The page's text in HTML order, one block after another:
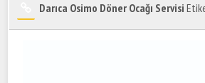
Darıca Osimo Döner Ocağı Servisi